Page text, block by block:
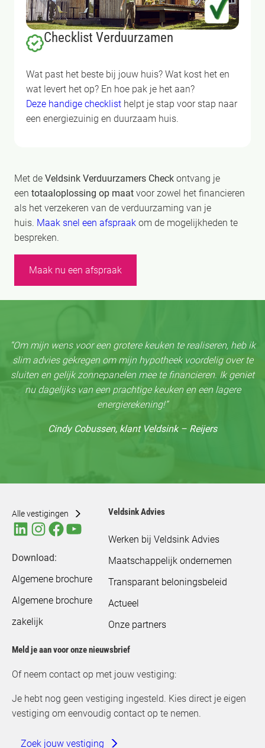
Checklist Verduurzamen
Wat past het beste bij jouw huis? Wat kost het en
wat levert het op? En hoe pak je het aan?
Deze handige checklist helpt je stap voor stap naar
een energiezuinig en duurzaam huis.
Met de Veldsink Verduurzamers Check ontvang je
een totaaloplossing op maat voor zowel het financieren
als het verzekeren van de verduurzaming van je
huis. Maak snel een afspraak om de mogelijkheden te
bespreken.
Maak nu een afspraak
“Om mijn wens voor een grotere keuken te realiseren, heb ik
slim advies gekregen om mijn hypotheek voordelig over te
sluiten en gelijk zonnepanelen mee te financieren. Ik geniet
nu dagelijks van een prachtige keuken en een lagere
energierekening!”
Cindy Cobussen, klant Veldsink – Reijers
Alle vestigingen
Download:
Algemene brochure
Algemene brochure
zakelijk
Veldsink Advies
Werken bij Veldsink Advies
Maatschappelijk ondernemen
Transparant beloningsbeleid
Actueel
Onze partners
Meld je aan voor onze nieuwsbrief
Of neem contact op met jouw vestiging:
Je hebt nog geen vestiging ingesteld. Kies direct je eigen
vestiging om eenvoudig contact op te nemen.
Zoek jouw vestiging